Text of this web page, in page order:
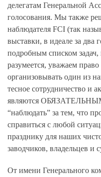
делегатам Генеральной
голосования. Мы также
наблюдателя FCI (так
выставки, в идеале за два
подробным списком
разумеется, уважаем
организовывать один из
тесное сотрудничество и
являются
“наблюдать” за тем, что
справиться с любой
празднику для наших
заводчиков, владельцев и
От имени Генерального